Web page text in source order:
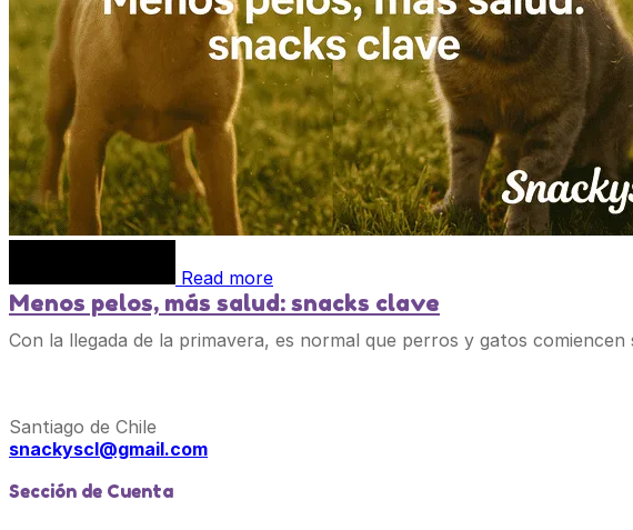
Read more
Menos pelos, más salud: snacks clave
Con la llegada de la primavera, es normal que perros y gatos
Santiago de Chile
snackyscl@gmail.com
Sección de Cuenta